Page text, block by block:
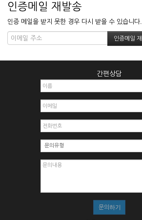
인증메일 재발송
인증 메일을 받지 못한 경우 다시 받을 수 있습니다.
간편상담